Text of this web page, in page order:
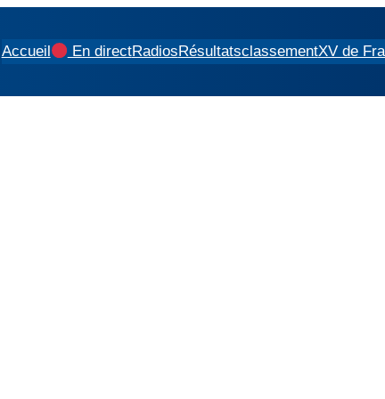
Accueil En directRadiosRésultatsclassementXV de